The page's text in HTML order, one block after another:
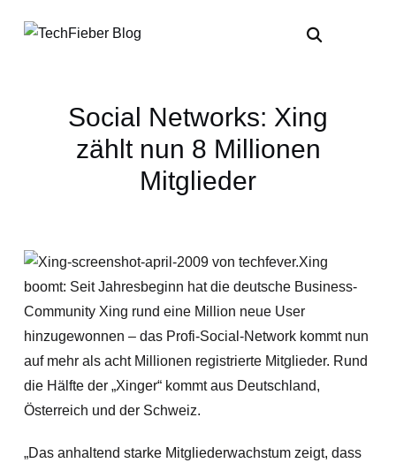
Social Networks: Xing
zählt nun 8 Millionen
Mitglieder
Xing
boomt: Seit Jahresbeginn hat die deutsche Business-
Community Xing rund eine Million neue User
hinzugewonnen – das Profi-Social-Network kommt nun
auf mehr als acht Millionen registrierte Mitglieder. Rund
die Hälfte der „Xinger“ kommt aus Deutschland,
Österreich und der Schweiz.
„Das anhaltend starke Mitgliederwachstum zeigt, dass